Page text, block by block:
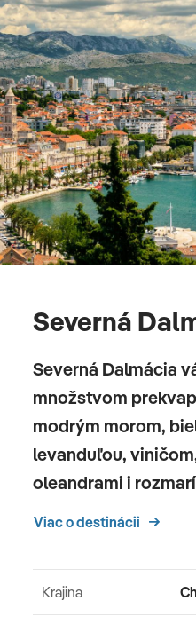
Severná
Severná Dalmácia
množstvom
modrým morom,
levanduľou,
oleandrami i
Viac o destinácii
Krajina